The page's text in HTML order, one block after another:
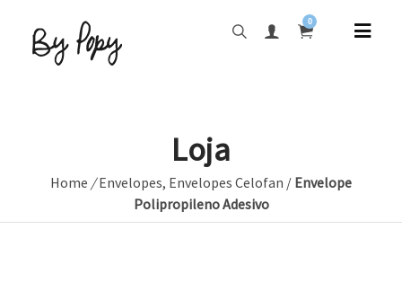
0
Loja
Home /Envelopes, Envelopes Celofan / Envelope
Polipropileno Adesivo